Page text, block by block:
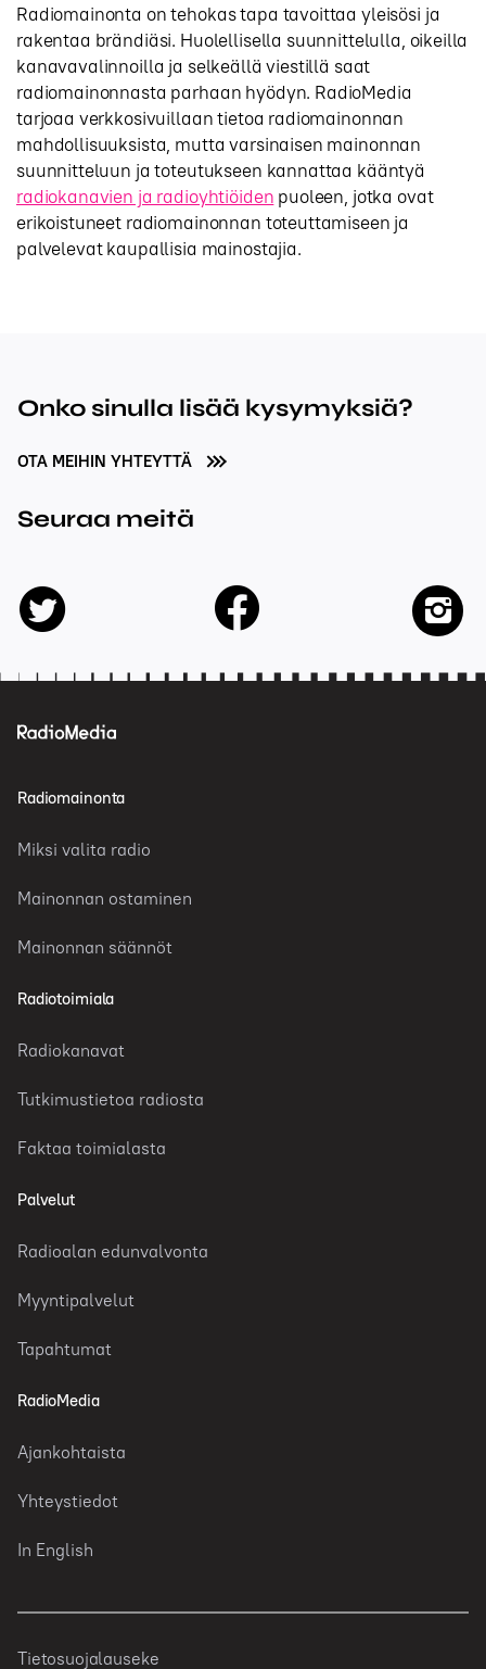
Radiomainonta on tehokas tapa tavoittaa yleisösi ja
rakentaa brändiäsi. Huolellisella suunnittelulla, oikeilla
kanavavalinnoilla ja selkeällä viestillä saat
radiomainonnasta parhaan hyödyn. RadioMedia
tarjoaa verkkosivuillaan tietoa radiomainonnan
mahdollisuuksista, mutta varsinaisen mainonnan
suunnitteluun ja toteutukseen kannattaa kääntyä
radiokanavien ja radioyhtiöiden puoleen, jotka ovat
erikoistuneet radiomainonnan toteuttamiseen ja
palvelevat kaupallisia mainostajia.
Onko sinulla lisää kysymyksiä?
OTA MEIHIN YHTEYTTÄ
Seuraa meitä
twitter facebook
Radiomainonta
Miksi valita radio
Mainonnan ostaminen
Mainonnan säännöt
Radiotoimiala
Radiokanavat
Tutkimustietoa radiosta
Faktaa toimialasta
Palvelut
Radioalan edunvalvonta
Myyntipalvelut
Tapahtumat
RadioMedia
Ajankohtaista
Yhteystiedot
In English
Tietosuojalauseke